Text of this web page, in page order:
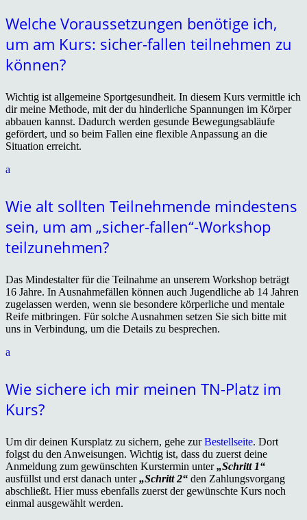
Welche Voraussetzungen benötige ich,
um am Kurs: sicher-fallen teilnehmen zu
können?
Wichtig ist allgemeine Sportgesundheit. In diesem Kurs vermittle ich
dir meine Methode, mit der du hinderliche Spannungen im Körper
abbauen kannst. Dadurch werden gesunde Bewegungsabläufe
gefördert, und so beim Fallen eine flexible Anpassung an die
Situation erreicht.
a
Wie alt sollten Teilnehmende mindestens
sein, um am „sicher-fallen“-Workshop
teilzunehmen?
Das Mindestalter für die Teilnahme an unserem Workshop beträgt
16 Jahre. In Ausnahmefällen können auch Jugendliche ab 14 Jahren
zugelassen werden, wenn sie besondere körperliche und mentale
Reife mitbringen. Für solche Ausnahmen setzen Sie sich bitte mit
uns in Verbindung, um die Details zu besprechen.
a
Wie sichere ich mir meinen TN-Platz im
Kurs?
Um dir deinen Kursplatz zu sichern, gehe zurBestellseite. Dort
folgst du den Anweisungen. Wichtig ist, dass du zuerst deine
Anmeldung zum gewünschten Kurstermin unter„Schritt 1“
ausfüllst und erst danach unter„Schritt 2“ den Zahlungsvorgang
abschließt. Hier muss ebenfalls zuerst der gewünschte Kurs noch
einmal ausgewählt werden.